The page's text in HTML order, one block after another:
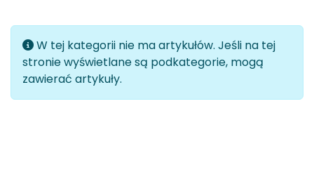
Informacja
W tej kategorii nie ma artykułów. Jeśli na tej
stronie wyświetlane są podkategorie, mogą
zawierać artykuły.